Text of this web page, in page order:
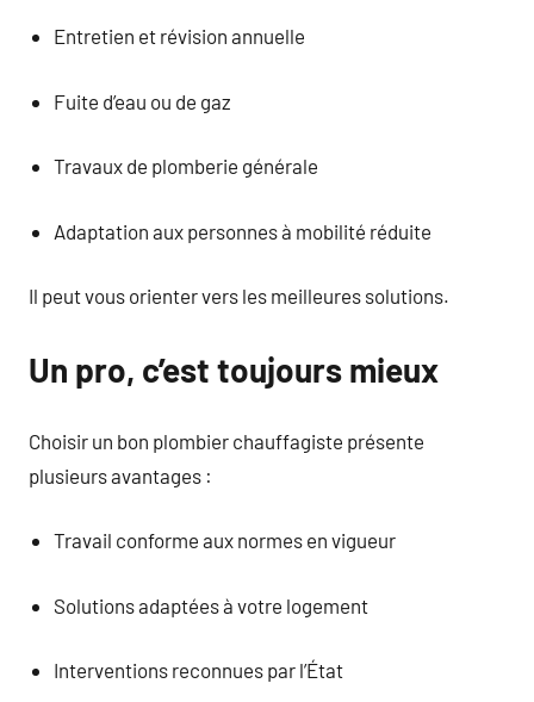
Entretien et révision annuelle
Fuite d’eau ou de gaz
Travaux de plomberie générale
Adaptation aux personnes à mobilité réduite
Il peut vous orienter vers les meilleures solutions.
Un pro, c’est toujours mieux
Choisir un bon plombier chauffagiste présente
plusieurs avantages :
Travail conforme aux normes en vigueur
Solutions adaptées à votre logement
Interventions reconnues par l’État